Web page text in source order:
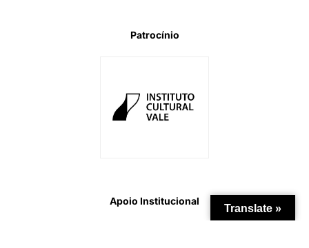
Patrocínio
Apoio Institucional
Translate »